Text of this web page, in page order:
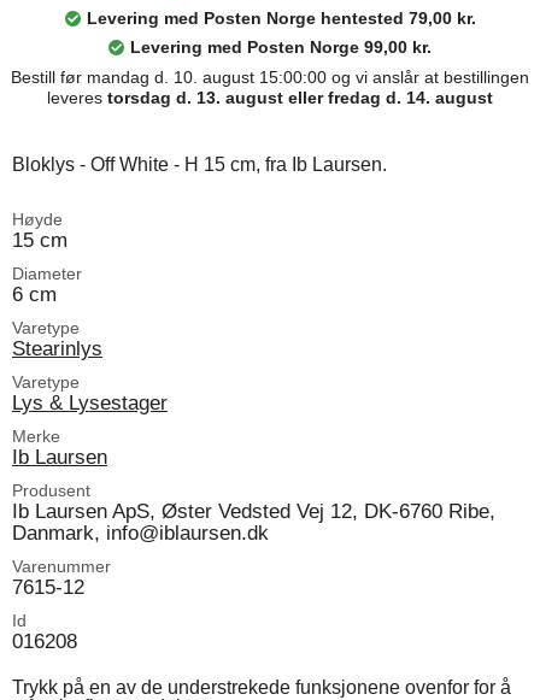
Levering med Posten Norge hentested 79,00 kr.
Levering med Posten Norge 99,00 kr.
Bestill før mandag d. 10. august 15:00:00 og vi anslår at bestillingen
leveres torsdag d. 13. august eller fredag d. 14. august
Bloklys - Off White - H 15 cm, fra Ib Laursen.
Høyde
15 cm
Diameter
6 cm
Varetype
Stearinlys
Varetype
Lys & Lysestager
Merke
Ib Laursen
Produsent
Ib Laursen ApS, Øster Vedsted Vej 12, DK-6760 Ribe,
Danmark, info@iblaursen.dk
Varenummer
7615-12
Id
016208
Trykk på en av de understrekede funksjonene ovenfor for å